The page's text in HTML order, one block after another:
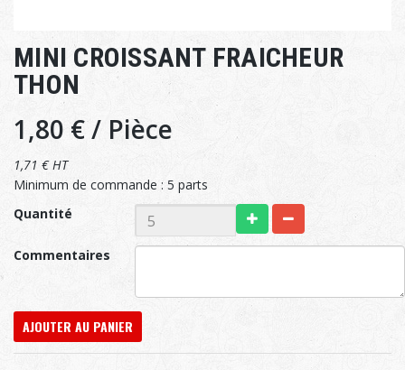
MINI CROISSANT FRAICHEUR
THON
1,80 €/ Pièce
1,71 € HT
Minimum de commande : 5 parts
Quantité
Commentaires
AJOUTER AU PANIER